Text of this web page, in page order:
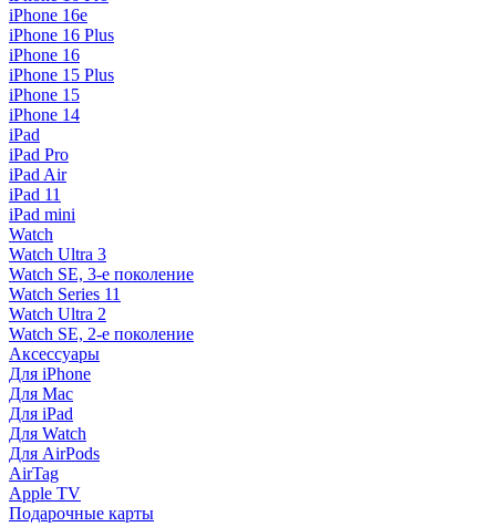
iPhone 16e
iPhone 16 Plus
iPhone 16
iPhone 15 Plus
iPhone 15
iPhone 14
iPad
iPad Pro
iPad Air
iPad 11
iPad mini
Watch
Watch Ultra 3
Watch SE, 3-е поколение
Watch Series 11
Watch Ultra 2
Watch SE, 2-е поколение
Аксессуары
Для iPhone
Для Mac
Для iPad
Для Watch
Для AirPods
AirTag
Apple TV
Подарочные карты